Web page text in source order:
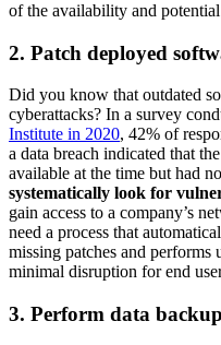
of the availability and
2. Patch deployed
Did you know that outdated
cyberattacks? In a survey
Institute in 2020, 42% of
a data breach indicated that
available at the time but had
systematically look for
gain access to a company’s
need a process that
missing patches and
minimal disruption for end
3. Perform data